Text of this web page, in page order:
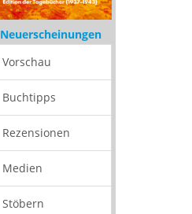
Neuerscheinungen
Vorschau
Buchtipps
Rezensionen
Medien
Stöbern